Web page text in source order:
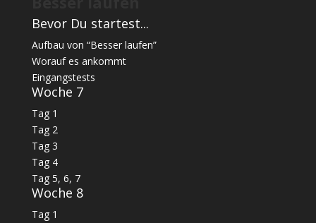
Bevor Du startest...
Aufbau von “Besser laufen”
Worauf es ankommt
Eingangstests
Woche 7
Tag 1
Tag 2
Tag 3
Tag 4
Tag 5, 6, 7
Woche 8
Tag 1